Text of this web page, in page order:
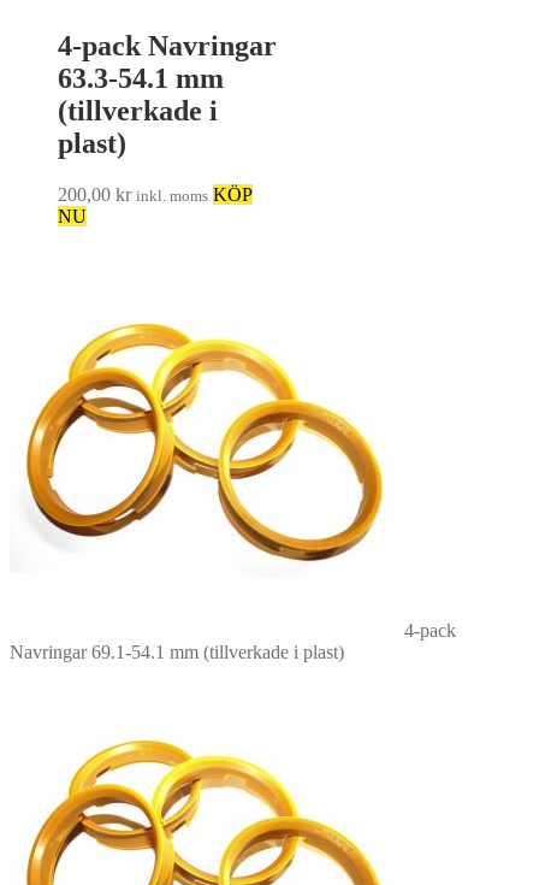
4-pack Navringar
63.3-54.1 mm
(tillverkade i
plast)
200,00 kr inkl. moms KÖP
NU
4-pack
Navringar 69.1-54.1 mm (tillverkade i plast)